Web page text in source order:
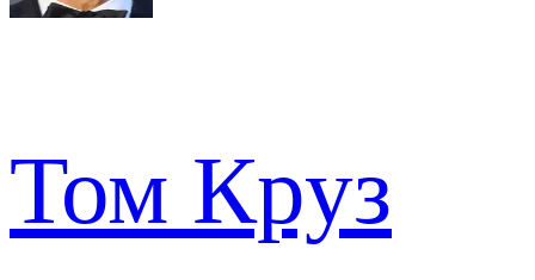
Том Круз